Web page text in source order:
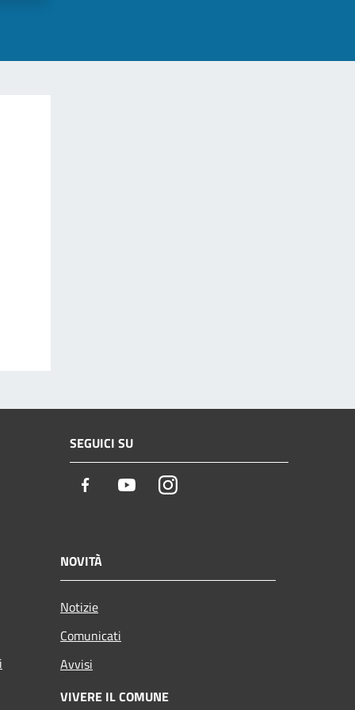
SEGUICI SU
Facebook YoutubeInstagram
NOVITÀ
Notizie
Comunicati
Avvisi
VIVERE IL COMUNE